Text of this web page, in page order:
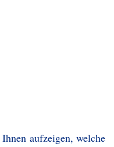
aufzeigen, welche